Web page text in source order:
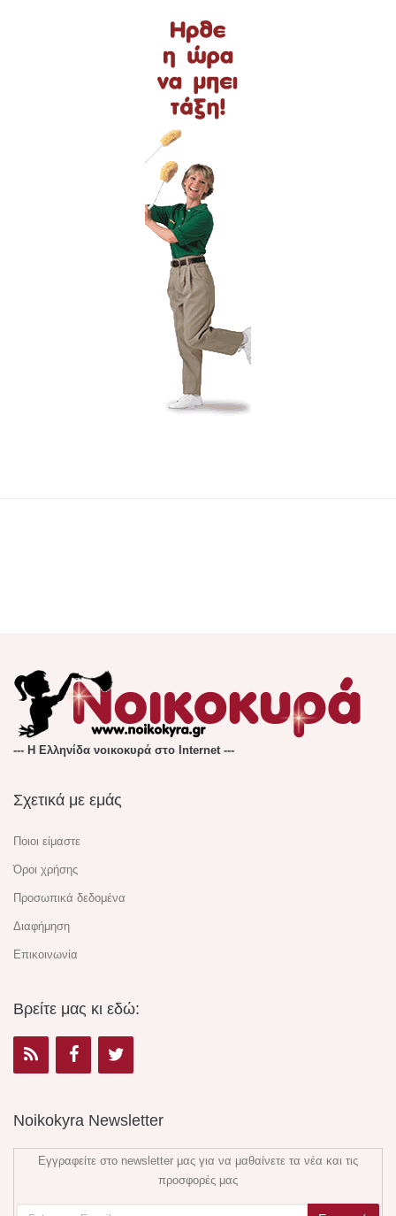
--- Η Ελληνίδα νοικοκυρά στο Internet ---
Σχετικά με εμάς
Ποιοι είμαστε
Όροι χρήσης
Προσωπικά δεδομένα
Διαφήμηση
Επικοινωνία
Βρείτε μας κι εδώ:
Noikokyra Newsletter
Εγγραφείτε στο newsletter μας για να μαθαίνετε τα νέα και τις
προσφορές μας